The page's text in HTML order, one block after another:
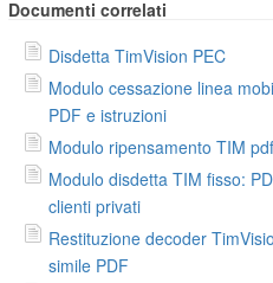
Documenti correlati
Disdetta TimVision PEC
Modulo cessazione linea
PDF e istruzioni
Modulo ripensamento TIM pdf
Modulo disdetta TIM fisso:
clienti privati
Restituzione decoder
simile PDF